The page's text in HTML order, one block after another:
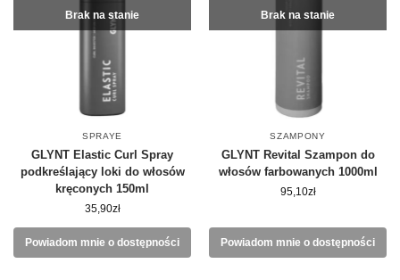
Brak na stanie
SPRAYE
GLYNT Elastic Curl Spray
podkreślający loki do włosów
kręconych 150ml
35,90zł
Powiadom mnie o dostępności
Brak na stanie
SZAMPONY
GLYNT Revital Szampon do
włosów farbowanych 1000ml
95,10zł
Powiadom mnie o dostępności